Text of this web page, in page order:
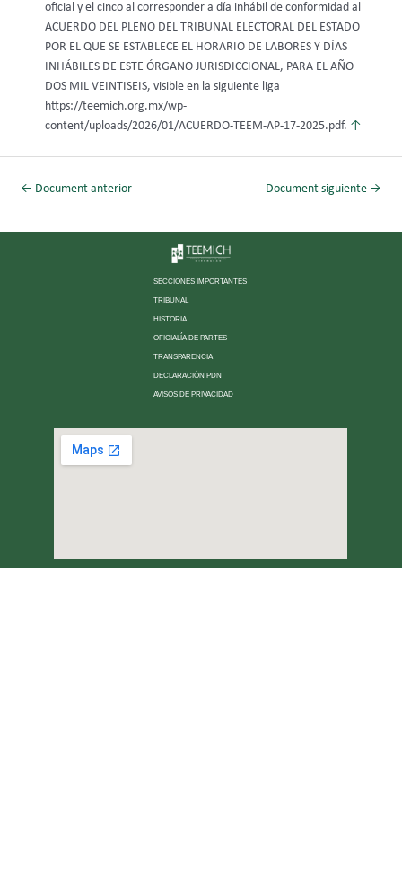
oficial y el cinco al corresponder a día inhábil de conformidad al
ACUERDO DEL PLENO DEL TRIBUNAL ELECTORAL DEL ESTADO
POR EL QUE SE ESTABLECE EL HORARIO DE LABORES Y DÍAS
INHÁBILES DE ESTE ÓRGANO JURISDICCIONAL, PARA EL AÑO
DOS MIL VEINTISEIS, visible en la siguiente liga
https://teemich.org.mx/wp-
content/uploads/2026/01/ACUERDO-TEEM-AP-17-2025.pdf. ↑
← Document anterior Document siguiente →
SECCIONES IMPORTANTES
TRIBUNAL
HISTORIA
OFICIALÍA DE PARTES
TRANSPARENCIA
DECLARACIÓN PDN
AVISOS DE PRIVACIDAD